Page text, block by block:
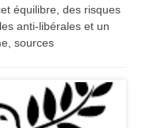
équilibre, des risques
anti-libérales et un
sources